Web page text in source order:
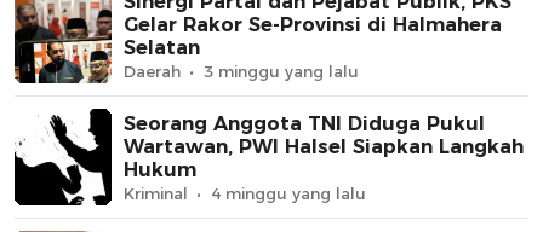
Gelar Rakor Se-Provinsi di Halmahera
Selatan
Daerah 3 minggu yang lalu
Seorang Anggota TNI Diduga Pukul
Wartawan, PWI Halsel Siapkan Langkah
Hukum
Kriminal 4 minggu yang lalu